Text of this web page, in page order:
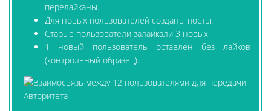
перелайканы.
Для новых пользователей созданы посты.
Старые пользователи залайкали 3 новых.
1 новый пользователь оставлен без лайков
(контрольный образец).